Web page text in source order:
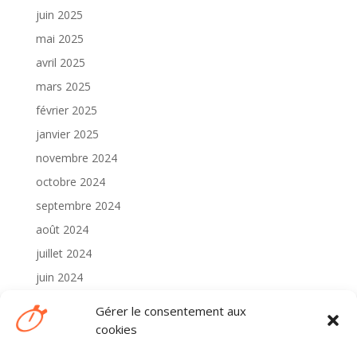
Gérer le consentement aux
cookies
juin 2025
mai 2025
avril 2025
mars 2025
février 2025
janvier 2025
novembre 2024
octobre 2024
septembre 2024
août 2024
juillet 2024
juin 2024
mai 2024
avril 2024